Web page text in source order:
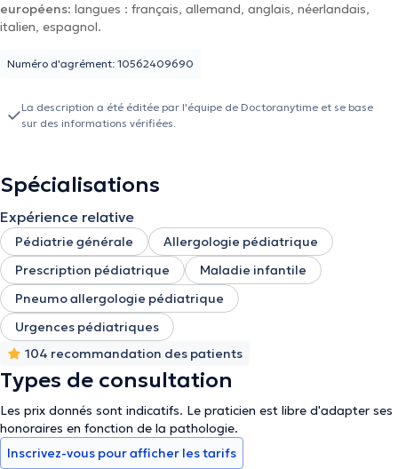
européens: langues : français, allemand, anglais, néerlandais,
italien, espagnol.
Numéro d'agrément: 10562409690
La description a été éditée par l'équipe de Doctoranytime et se base
sur des informations vérifiées.
Spécialisations
Expérience relative
Pédiatrie générale
Allergologie pédiatrique
Prescription pédiatrique
Maladie infantile
Pneumo allergologie pédiatrique
Urgences pédiatriques
104 recommandation des patients
Types de consultation
Les prix donnés sont indicatifs. Le praticien est libre d'adapter ses
honoraires en fonction de la pathologie.
Inscrivez-vous pour afficher les tarifs